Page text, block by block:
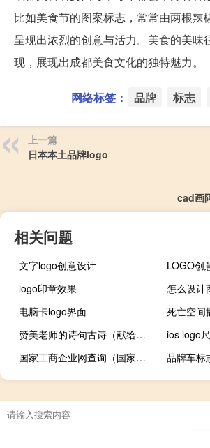
比如美食节的图案标志，常常由两根辣
呈现出浓烈的创意与活力。美食的美味
现，展现出成都美食文化的独特魅力。
网络标签： 品牌 标志
上一篇
日本本土品牌logo
cad画
相关问题
文字logo创意设计
LOGO创
logo印章效果
怎么设计
电脑卡logo界面
死亡空间
赞美老师的诗句古诗（献给老师的诗句）
ios logo
国家工商企业网查询（国家企业工商信息查询）
品牌车标